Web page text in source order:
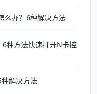
么办？6种解决方法
种方法快速打开N卡控
解决方法